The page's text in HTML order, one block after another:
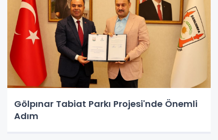
Gölpınar Tabiat Parkı Projesi'nde Önemli
Adım